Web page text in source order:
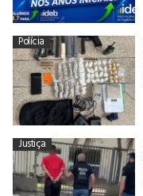
Polícia
Justiça